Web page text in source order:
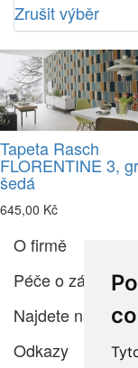
Zrušit výběr
Tapeta Rasch
FLORENTINE 3,
šedá
645,00 Kč
O firmě
Péče o
Najdete nás
Odkazy